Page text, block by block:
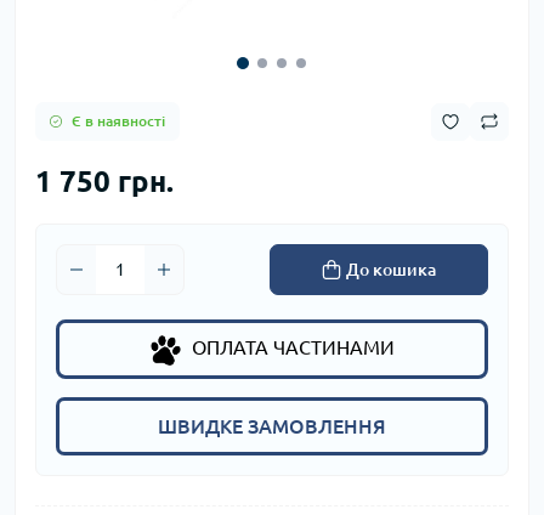
Є в наявності
1 750 грн.
До кошика
ОПЛАТА ЧАСТИНАМИ
ШВИДКЕ ЗАМОВЛЕННЯ